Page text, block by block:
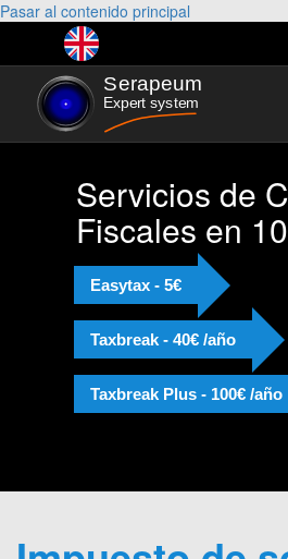
Pasar al contenido principal
Servicios de
Fiscales en
Easytax - 5€
Taxbreak - 40€ /año
Taxbreak Plus - 100€ /año